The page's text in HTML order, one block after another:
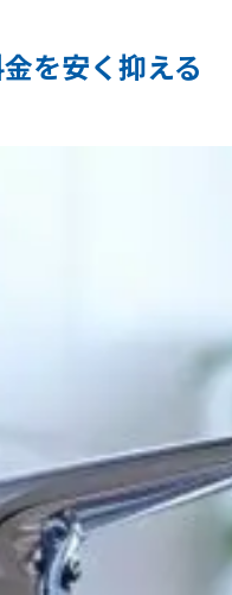
を安く抑える